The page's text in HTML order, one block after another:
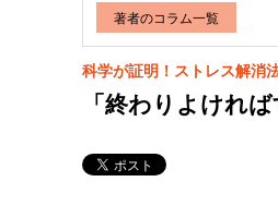
著者のコラム一覧
科学が証明！ストレス解消
「終わりよけれ